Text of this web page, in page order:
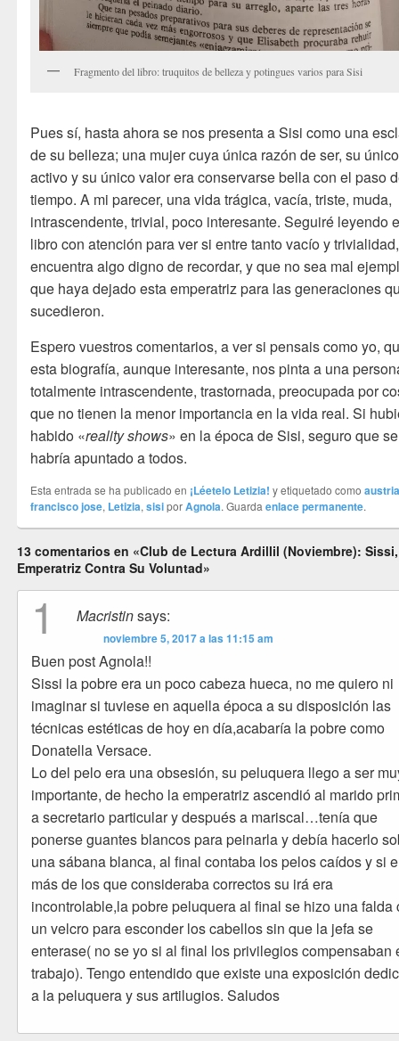
Fragmento del libro: truquitos de belleza y potingues varios para Sisi
Pues sí, hasta ahora se nos presenta a Sisi como una
de su belleza; una mujer cuya única razón de ser, su único
activo y su único valor era conservarse bella con el paso
tiempo. A mi parecer, una vida trágica, vacía, triste, muda,
intrascendente, trivial, poco interesante. Seguiré leyendo
libro con atención para ver si entre tanto vacío y
encuentra algo digno de recordar, y que no sea mal
que haya dejado esta emperatriz para las generaciones
sucedieron.
Espero vuestros comentarios, a ver si pensais como yo,
esta biografía, aunque interesante, nos pinta a una
totalmente intrascendente, trastornada, preocupada por
que no tienen la menor importancia en la vida real. Si
habido «reality shows» en la época de Sisi, seguro que se
habría apuntado a todos.
Esta entrada se ha publicado en ¡Léetelo Letizia! y etiquetado como
francisco jose, Letizia,sisiporAgnola. Guardaenlace permanente.
13 comentarios en «Club de Lectura Ardillil (Noviembre): Sissi,
Emperatriz Contra Su Voluntad»
1 Macristinsays:
noviembre 5, 2017 a las 11:15 am
Buen post Agnola!!
Sissi la pobre era un poco cabeza hueca, no me quiero ni
imaginar si tuviese en aquella época a su disposición las
técnicas estéticas de hoy en día,acabaría la pobre como
Donatella Versace.
Lo del pelo era una obsesión, su peluquera llego a ser
importante, de hecho la emperatriz ascendió al marido
a secretario particular y después a mariscal…tenía que
ponerse guantes blancos para peinarla y debía hacerlo
una sábana blanca, al final contaba los pelos caídos y si
más de los que consideraba correctos su irá era
incontrolable,la pobre peluquera al final se hizo una falda
un velcro para esconder los cabellos sin que la jefa se
enterase( no se yo si al final los privilegios compensaban
trabajo). Tengo entendido que existe una exposición
a la peluquera y sus artilugios. Saludos